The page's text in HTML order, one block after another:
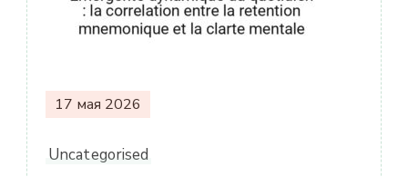
17 мая 2026
Uncategorised